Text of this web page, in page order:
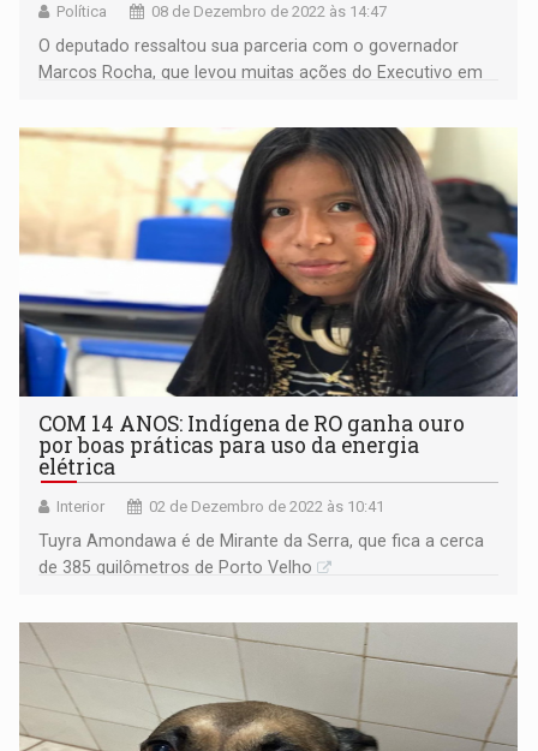
Política 08 de Dezembro de 2022 às 14:47
O deputado ressaltou sua parceria com o governador
Marcos Rocha, que levou muitas ações do Executivo em
COM 14 ANOS: Indígena de RO ganha ouro
por boas práticas para uso da energia
elétrica
Interior 02 de Dezembro de 2022 às 10:41
Tuyra Amondawa é de Mirante da Serra, que fica a cerca
de 385 quilômetros de Porto Velho